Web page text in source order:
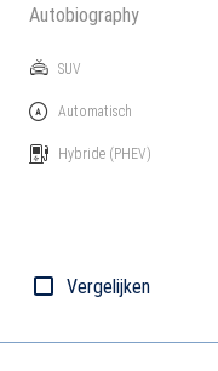
Autobiography
SUV
Automatisch
Hybride (PHEV)
Vergelijken